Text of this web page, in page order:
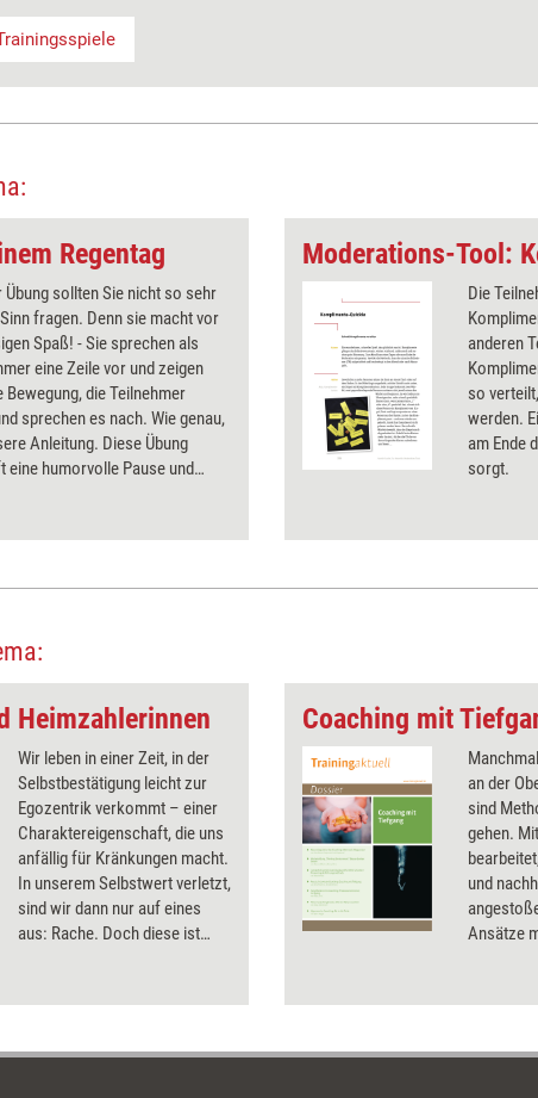
Regentag
Übung sollten Sie nicht so sehr
fragen. Denn sie macht vor
Spaß! - Sie sprechen als
eine Zeile vor und zeigen
Bewegung, die Teilnehmer
sprechen es nach. Wie genau,
Anleitung. Diese Übung
eine humorvolle Pause und
Die
anderen
so
werden.
am Ende
sorgt.
Heimzahlerinnen
Wir leben in einer Zeit, in der
Selbstbestätigung leicht zur
Egozentrik verkommt – einer
Charaktereigenschaft, die uns
anfällig für Kränkungen macht.
In unserem Selbstwert verletzt,
sind wir dann nur auf eines
aus: Rache. Doch diese ist
Coaching mit
an der
sind
gehen.
und
Ansätze